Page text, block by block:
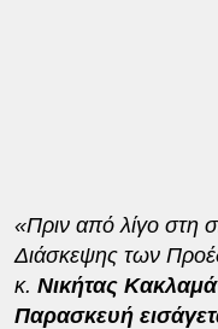
«Πριν από λίγο στη
Διάσκεψης των
κ. Νικήτας
Παρασκευή